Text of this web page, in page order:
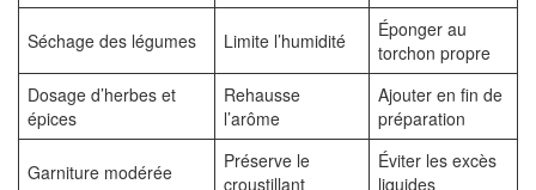
Séchage des légumes Limite l’humidité
Éponger au
torchon propre
Dosage d’herbes et
épices
Rehausse
l’arôme
Ajouter en fin de
préparation
Garniture modérée
Préserve le
croustillant
Éviter les excès
liquides